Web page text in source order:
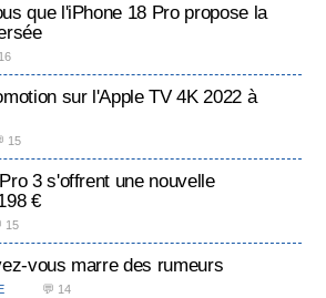
que l'iPhone 18 Pro propose la
sur l'Apple TV 4K 2022 à
15
3 s'offrent une nouvelle
€
15
vous marre des rumeurs
💬 14